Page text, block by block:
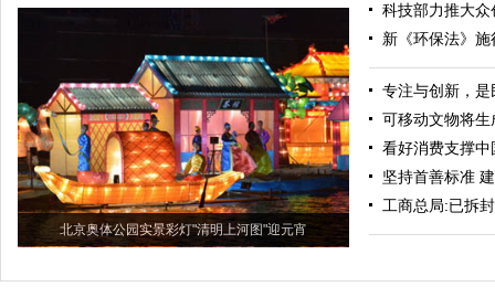
北京奥体公园实景彩灯"清明上河图"迎元宵
科技部力推大众
新《环保法》
专注与创新，
可移动文物将
看好消费支撑中
坚持首善标准
工商总局:已拆